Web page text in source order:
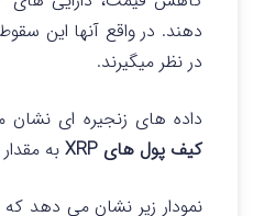
دهند. در واقع آنها این
در نظر میگیرند.
داده‌ های زنجیره‌ ای
کیف پول‌ های XRP
به